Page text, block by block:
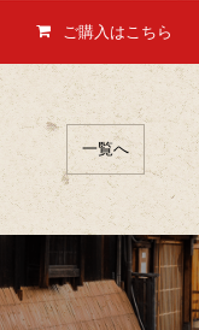
ご購入はこちら
一覧へ